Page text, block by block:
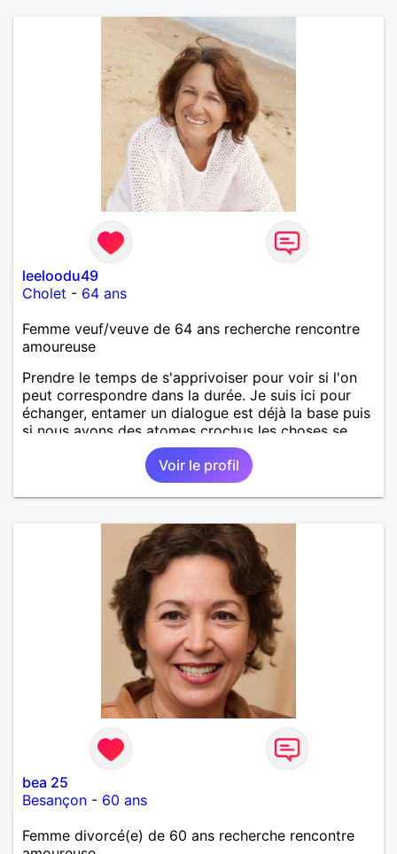
leeloodu49
Cholet - 64 ans
Femme veuf/veuve de 64 ans recherche rencontre
amoureuse
Prendre le temps de s'apprivoiser pour voir si l'on
peut correspondre dans la durée. Je suis ici pour
échanger, entamer un dialogue est déjà la base puis
si nous avons des atomes crochus les choses se
mettrons en place petit à petit normalement.
Voir le profil
bea 25
Besançon - 60 ans
Femme divorcé(e) de 60 ans recherche rencontre